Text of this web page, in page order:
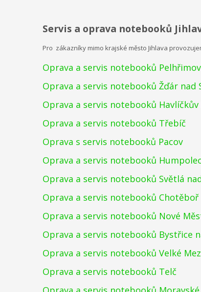
Servis a oprava notebooků
Pro zákazníky mimo krajské město Jihlava
Oprava a servis notebooků Pelhřimov
Oprava a servis notebooků Žďár nad
Oprava a servis notebooků Havlíčkův
Oprava a servis notebooků Třebíč
Oprava s servis notebooků Pacov
Oprava a servis notebooků Humpolec
Oprava a servis notebooků Světlá
Oprava a servis notebooků Chotěboř
Oprava a servis notebooků Nové
Oprava a servis notebooků Bystřice
Oprava a servis notebooků Velké
Oprava a servis notebooků Telč